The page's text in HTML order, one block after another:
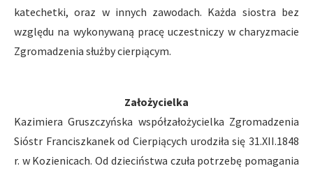
katechetki, oraz w innych zawodach. Każda siostra bez
względu na wykonywaną pracę uczestniczy w charyzmacie
Zgromadzenia służby cierpiącym.
Założycielka
Kazimiera Gruszczyńska współzałożycielka Zgromadzenia
Sióstr Franciszkanek od Cierpiących urodziła się 31.XII.1848
r. w Kozienicach. Od dzieciństwa czuła potrzebę pomagania